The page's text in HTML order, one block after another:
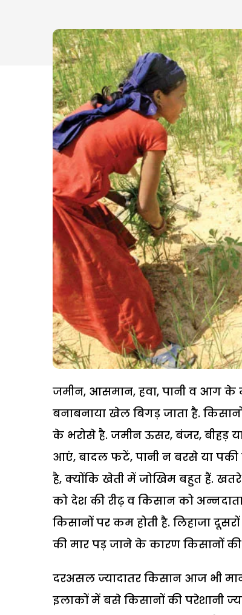
जमीन, आसमान, हवा, पानी व आग के
बनाबनाया खेल बिगड़ जाता है.
के भरोसे है. जमीन ऊसर, बंजर, बीहड़
आएं, बादल फटें, पानी न बरसे या
है, क्योंकि खेती में जोखिम बहुत हैं.
को देश की रीढ़ व किसान को
किसानों पर कम होती है. लिहाजा
की मार पड़ जाने के कारण किसानों
दरअसल ज्यादातर किसान आज भी
इलाकों में बसे किसानों की परेशानी